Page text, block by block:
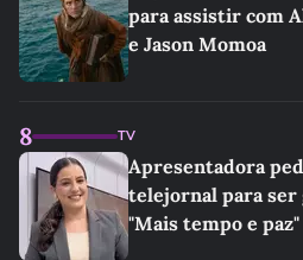
para assistir com
e Jason Momoa
8 TV
Apresentadora
telejornal para ser
"Mais tempo e paz"